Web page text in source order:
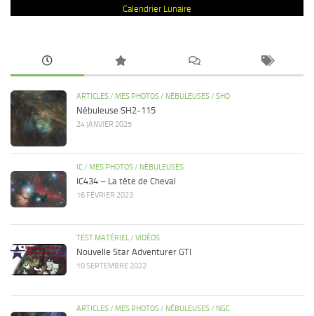
Calendrier Lunaire
ARTICLES/ MES PHOTOS/ NÉBULEUSES/ SHO
Nébuleuse SH2-115
24 JANVIER 2025
IC/ MES PHOTOS/ NÉBULEUSES
IC434 – La tête de Cheval
16 FÉVRIER 2023
TEST MATÉRIEL/ VIDÉOS
Nouvelle Star Adventurer GTI
10 SEPTEMBRE 2022
ARTICLES/ MES PHOTOS/ NÉBULEUSES/ NGC